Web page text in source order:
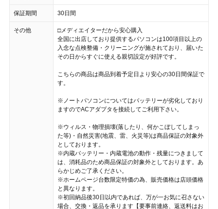
保証期間 30日間
その他
□メディエイターだから安心購入
全国に出店しており提供するパソコンは100項目以上の
入念な点検整備・クリーニングが施されており、届いた
その日からすぐに使える親切設定が好評です。
こちらの商品は商品到着予定日より安心の30日間保証で
す。
※ノートパソコンについてはバッテリーが劣化しており
ますのでACアダプタを接続してご利用下さい。
※ウィルス・物理損壊(落したり、何かこぼしてしまっ
た等)・自然災害(地震、雷、火災等)は商品保証の対象外
としております。
※内蔵バッテリー・内蔵電池の動作・残量につきまして
は、消耗品のため商品保証の対象外としております。あ
らかじめご了承ください。
※ホームページ台数限定特価の為、販売価格は店頭価格
と異なります。
※初回納品後30日以内であれば、万が一お気に召さない
場合、交換・返品を承ります【要事前連絡、返送料はお